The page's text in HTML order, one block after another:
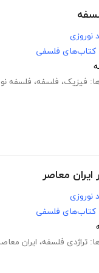
نوروزی
کتاب‌های فلسفی
فیزیک، فلسفه، فلسفه نو
ایران معاصر
نوروزی
کتاب‌های فلسفی
تراژدی فلسفه، ایران